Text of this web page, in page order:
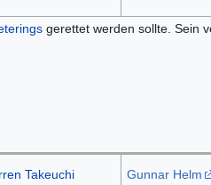
gerettet werden sollte. Sein
Takeuchi Gunnar Helm